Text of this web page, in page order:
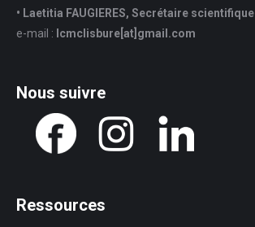
• Laetitia FAUGIERES, Secrétaire scientifique
e-mail : lcmclisbure[at]gmail.com
Nous suivre
Ressources